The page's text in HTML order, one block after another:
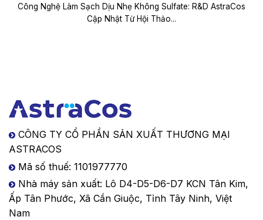
Công Nghệ Làm Sạch Dịu Nhẹ Không Sulfate: R&D AstraCos
Cập Nhật Từ Hội Thảo...
CÔNG TY CỔ PHẦN SẢN XUẤT THƯƠNG MẠI
ASTRACOS
Mã số thuế: 1101977770
Nhà máy sản xuất: Lô D4-D5-D6-D7 KCN Tân Kim,
Ấp Tân Phước, Xã Cần Giuộc, Tỉnh Tây Ninh, Việt
Nam